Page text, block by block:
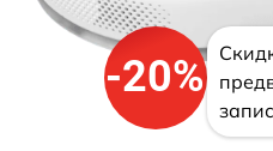
-20%